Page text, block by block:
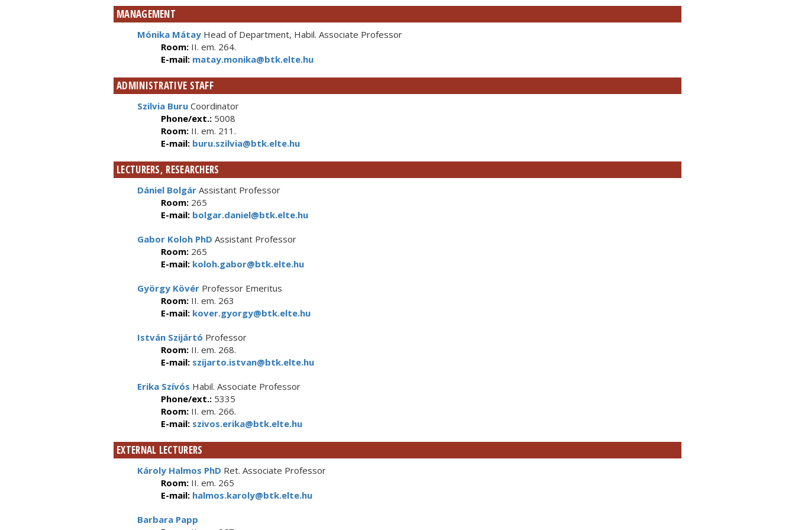
MANAGEMENT
Mónika Mátay Head of Department, Habil. Associate Professor
Room: II. em. 264.
E-mail: matay.monika@btk.elte.hu
ADMINISTRATIVE STAFF
Szilvia Buru Coordinator
Phone/ext.: 5008
Room: II. em. 211.
E-mail: buru.szilvia@btk.elte.hu
LECTURERS, RESEARCHERS
Dániel Bolgár Assistant Professor
Room: 265
E-mail: bolgar.daniel@btk.elte.hu
Gabor Koloh PhD Assistant Professor
Room: 265
E-mail: koloh.gabor@btk.elte.hu
György Kövér Professor Emeritus
Room: II. em. 263
E-mail: kover.gyorgy@btk.elte.hu
István Szijártó Professor
Room: II. em. 268.
E-mail: szijarto.istvan@btk.elte.hu
Erika Szívós Habil. Associate Professor
Phone/ext.: 5335
Room: II. em. 266.
E-mail: szivos.erika@btk.elte.hu
EXTERNAL LECTURERS
Károly Halmos PhD Ret. Associate Professor
Room: II. em. 265
E-mail: halmos.karoly@btk.elte.hu
Barbara Papp